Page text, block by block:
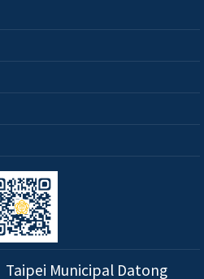
Taipei Municipal Datong